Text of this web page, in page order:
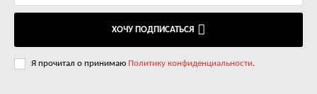
ХОЧУ ПОДПИСАТЬСЯ
Я прочитал о принимаю Политику конфиденциальности.